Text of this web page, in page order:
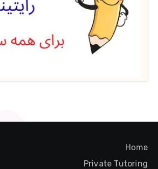
Home
Private Tutoring